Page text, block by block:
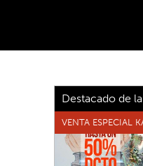
Destacado de
VENTA ESPECIAL